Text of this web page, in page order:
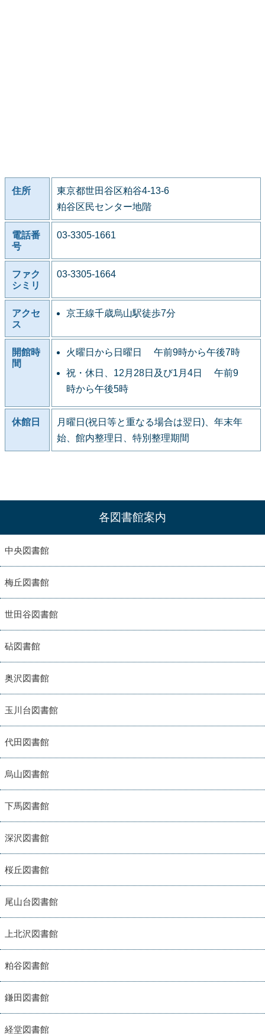
住所
東京都世田谷区粕谷4-13-6
粕谷区民センター地階
電話番
号
03-3305-1661
ファク
シミリ
03-3305-1664
アクセ
ス
京王線千歳烏山駅徒歩7分
開館時
間
火曜日から日曜日 午前9時から午後7時
祝・休日、12月28日及び1月4日 午前9
時から午後5時
休館日
月曜日(祝日等と重なる場合は翌日)、年末年
始、館内整理日、特別整理期間
各図書館案内
中央図書館
梅丘図書館
世田谷図書館
砧図書館
奥沢図書館
玉川台図書館
代田図書館
烏山図書館
下馬図書館
深沢図書館
桜丘図書館
尾山台図書館
上北沢図書館
粕谷図書館
鎌田図書館
経堂図書館